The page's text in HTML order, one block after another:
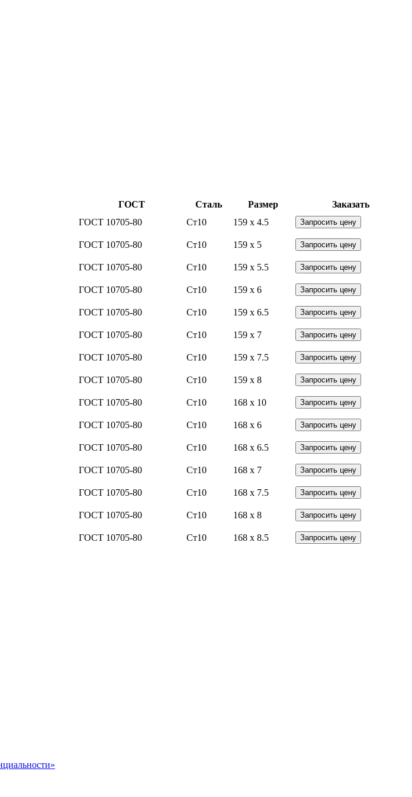
ГОСТ Сталь Размер
Заказать
ГОСТ 10705-80 Ст10 159 x 4.5 Запросить цену
ГОСТ 10705-80 Ст10 159 x 5 Запросить цену
ГОСТ 10705-80 Ст10 159 x 5.5 Запросить цену
ГОСТ 10705-80 Ст10 159 x 6 Запросить цену
ГОСТ 10705-80 Ст10 159 x 6.5 Запросить цену
ГОСТ 10705-80 Ст10 159 x 7 Запросить цену
ГОСТ 10705-80 Ст10 159 x 7.5 Запросить цену
ГОСТ 10705-80 Ст10 159 x 8 Запросить цену
ГОСТ 10705-80 Ст10 168 x 10 Запросить цену
ГОСТ 10705-80 Ст10 168 x 6 Запросить цену
ГОСТ 10705-80 Ст10 168 x 6.5 Запросить цену
ГОСТ 10705-80 Ст10 168 x 7 Запросить цену
ГОСТ 10705-80 Ст10 168 x 7.5 Запросить цену
ГОСТ 10705-80 Ст10 168 x 8 Запросить цену
ГОСТ 10705-80 Ст10 168 x 8.5 Запросить цену